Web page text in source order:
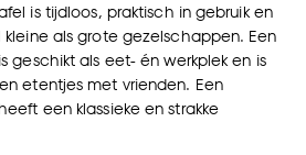
is tijdloos, praktisch in gebruik en
als grote gezelschappen. Een
geschikt als eet- én werkplek en is
etentjes met vrienden. Een
een klassieke en strakke